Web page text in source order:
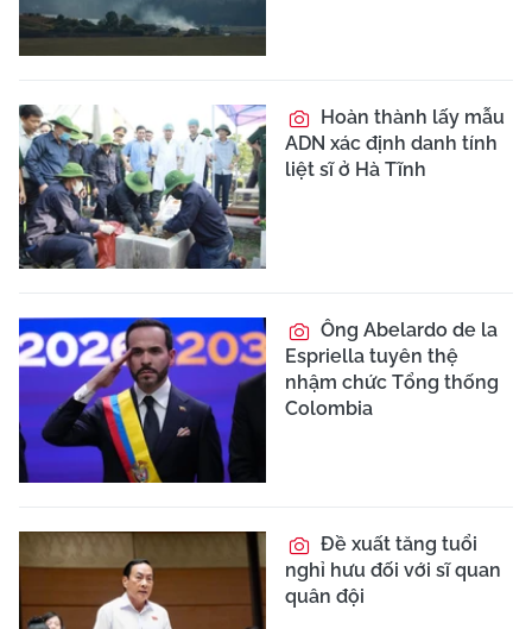
Hoàn thành lấy mẫu
ADN xác định danh tính
liệt sĩ ở Hà Tĩnh
Ông Abelardo de la
Espriella tuyên thệ
nhậm chức Tổng thống
Colombia
Đề xuất tăng tuổi
nghỉ hưu đối với sĩ quan
quân đội